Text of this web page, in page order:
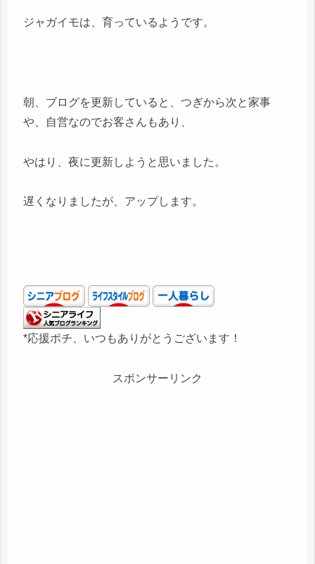
ジャガイモは、育っているようです。
朝、ブログを更新していると、つぎから次と家事
や、自営なのでお客さんもあり、
やはり、夜に更新しようと思いました。
遅くなりましたが、アップします。
*応援ポチ、いつもありがとうございます！
スポンサーリンク